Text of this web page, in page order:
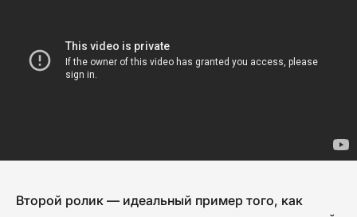
Второй ролик — идеальный пример того, как